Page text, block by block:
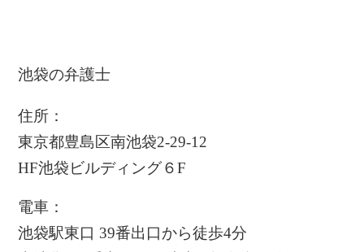
池袋の弁護士
住所：
東京都豊島区南池袋2-29-12
HF池袋ビルディング６F
電車：
池袋駅東口 39番出口から徒歩4分